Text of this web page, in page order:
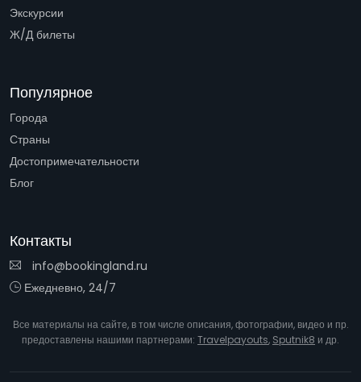
Экскурсии
Ж/Д билеты
Популярное
Города
Страны
Достопримечательности
Блог
Контакты
info@bookingland.ru
Ежедневно, 24/7
Все материалы на сайте, в том числе описания, фотографии, видео и пр.
предоставлены нашими партнерами: Travelpayouts, Sputnik8 и др.